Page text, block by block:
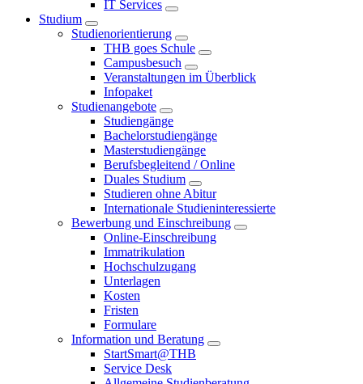
IT Services
Studium
Studienorientierung
THB goes Schule
Campusbesuch
Veranstaltungen im Überblick
Infopaket
Studienangebote
Studiengänge
Bachelorstudiengänge
Masterstudiengänge
Berufsbegleitend / Online
Duales Studium
Studieren ohne Abitur
Internationale Studieninteressierte
Bewerbung und Einschreibung
Online-Einschreibung
Immatrikulation
Hochschulzugang
Unterlagen
Kosten
Fristen
Formulare
Information und Beratung
StartSmart@THB
Service Desk